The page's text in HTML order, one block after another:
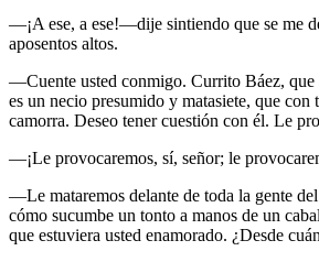
—¡A ese, a ese!—dije sintiendo que se me
aposentos altos.
—Cuente usted conmigo. Currito Báez, que
es un necio presumido y matasiete, que con
camorra. Deseo tener cuestión con él. Le
—¡Le provocaremos, sí, señor; le
—Le mataremos delante de toda la gente
cómo sucumbe un tonto a manos de un
que estuviera usted enamorado. ¿Desde